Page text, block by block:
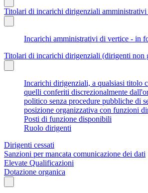
Titolari di incarichi dirigenziali
Incarichi amministrativi di vertice - in
Titolari di incarichi dirigenziali (dirigenti non
Incarichi dirigenziali, a qualsiasi titolo
quelli conferiti discrezionalmente
politico senza procedure pubbliche di
posizione organizzativa con funzioni
Posti di funzione disponibili
Ruolo dirigenti
Dirigenti cessati
Sanzioni per mancata comunicazione dei dati
Elevate Qualificazioni
Dotazione organica